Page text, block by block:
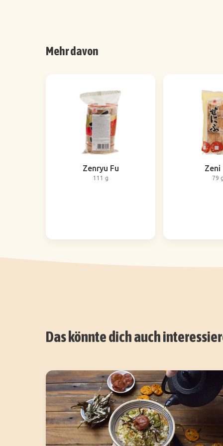
Mehr davon
Zenryu Fu
111 g
Zeni
79
Das könnte dich auch